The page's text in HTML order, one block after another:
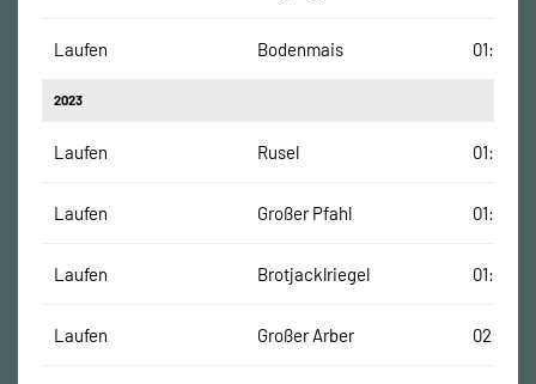
Laufen Bodenmais
2023
Laufen Rusel
Laufen Großer Pfahl
Laufen Brotjacklriegel
Laufen Großer Arber